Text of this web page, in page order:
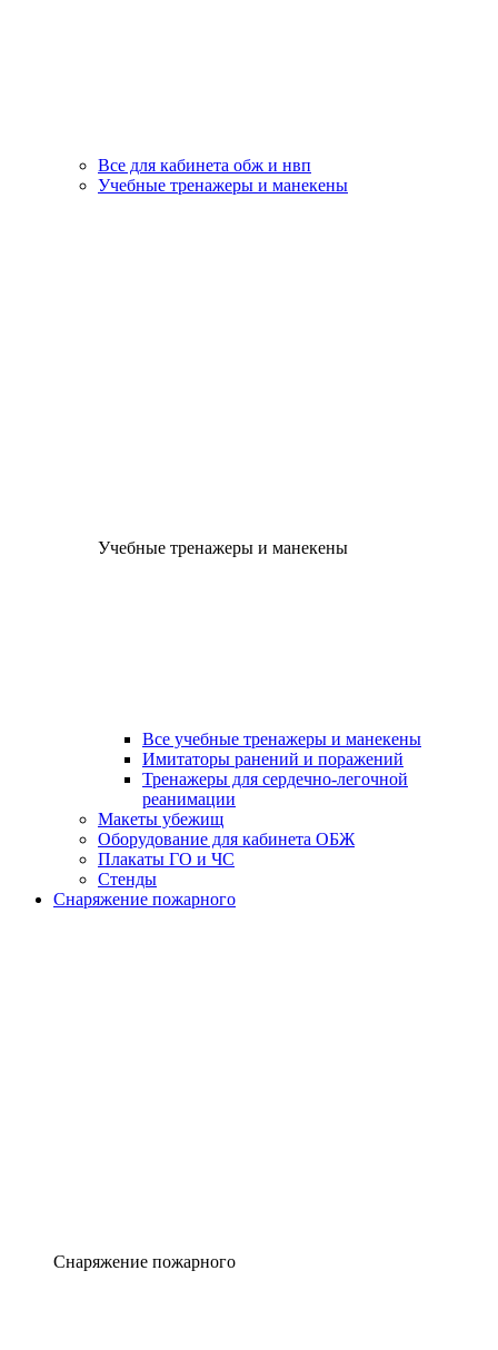
Все для кабинета обж и нвп
Учебные тренажеры и манекены
Учебные тренажеры и манекены
Все учебные тренажеры и манекены
Имитаторы ранений и поражений
Тренажеры для сердечно-легочной
реанимации
Макеты убежищ
Оборудование для кабинета ОБЖ
Плакаты ГО и ЧС
Стенды
Снаряжение пожарного
Снаряжение пожарного